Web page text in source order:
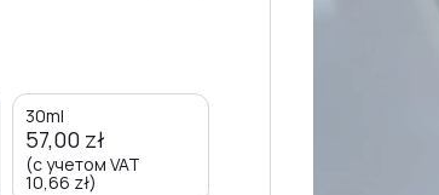
30ml
57,00 zł
(с учетом VAT
10,66 zł)